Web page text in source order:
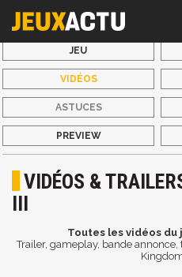
JEU
VIDÉOS
ASTUCES
PREVIEW
VIDÉOS &
III
Toutes les vidéos du
Trailer, gameplay, bande